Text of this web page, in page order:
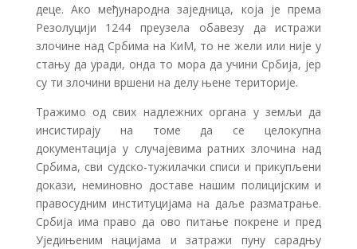
деце. Ако међународна заједница, која је према
Резолуцији 1244 преузела обавезу да истражи
злочине над Србима на КиМ, то не жели или није у
стању да уради, онда то мора да учини Србија, јер
су ти злочини вршени на делу њене територије.
Тражимо од свих надлежних органа у земљи да
инсистирају на томе да се целокупна
документација у случајевима ратних злочина над
Србима, сви судско-тужилачки списи и прикупљени
докази, неминовно доставе нашим полицијским и
правосудним институцијама на даље разматрање.
Србија има право да ово питање покрене и пред
Уједињеним нацијама и затражи пуну сарадњу